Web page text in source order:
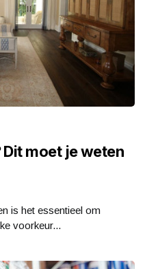
moet je weten
is het essentieel om
voorkeur...